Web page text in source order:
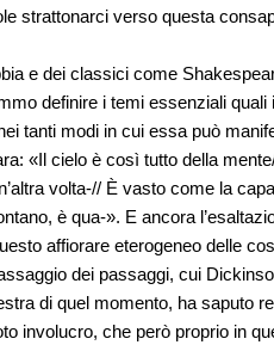
strattonarci verso questa
e dei classici come
definire i temi essenziali
tanti modi in cui essa può
«Il cielo è così tutto della
volta-// È vasto come la
è qua-». E ancora
affiorare eterogeneo delle
dei passaggi, cui
di quel momento, ha saputo
involucro, che però proprio in